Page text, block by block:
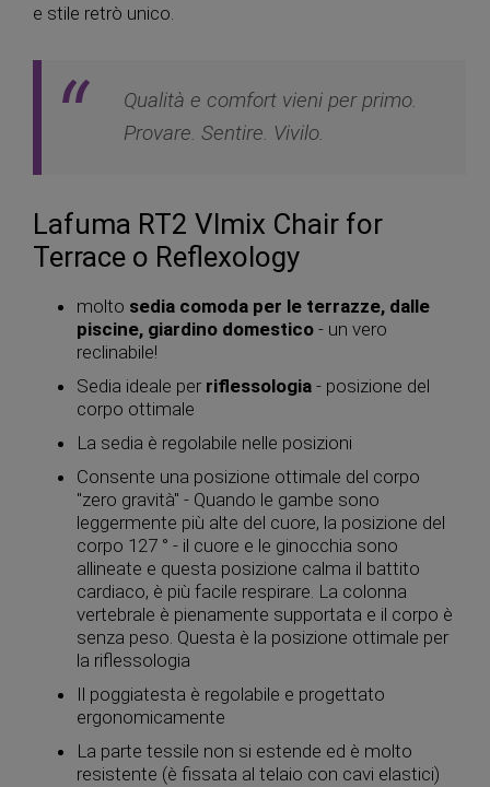
e stile retrò unico.
Qualità e comfort vieni per primo.
Provare. Sentire. Vivilo.
Lafuma RT2 Vlmix Chair for
Terrace o Reflexology
molto sedia comoda per le terrazze, dalle
piscine, giardino domestico - un vero
reclinabile!
Sedia ideale per riflessologia - posizione del
corpo ottimale
La sedia è regolabile nelle posizioni
Consente una posizione ottimale del corpo
"zero gravità" - Quando le gambe sono
leggermente più alte del cuore, la posizione del
corpo 127 ° - il cuore e le ginocchia sono
allineate e questa posizione calma il battito
cardiaco, è più facile respirare. La colonna
vertebrale è pienamente supportata e il corpo è
senza peso. Questa è la posizione ottimale per
la riflessologia
Il poggiatesta è regolabile e progettato
ergonomicamente
La parte tessile non si estende ed è molto
resistente (è fissata al telaio con cavi elastici)